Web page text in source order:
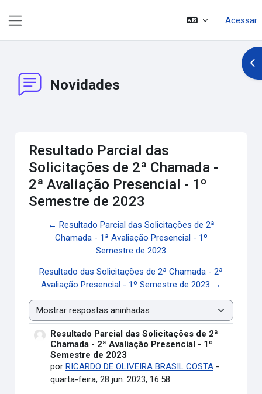
Acessar
Novidades
Resultado Parcial das
Solicitações de 2ª Chamada -
2ª Avaliação Presencial - 1º
Semestre de 2023
← Resultado Parcial das Solicitações de 2ª
Chamada - 1ª Avaliação Presencial - 1º
Semestre de 2023
Resultado das Solicitações de 2ª Chamada - 2ª
Avaliação Presencial - 1º Semestre de 2023 →
Modo de visualização
Resultado Parcial das Solicitações de 2ª
Chamada - 2ª Avaliação Presencial - 1º
Semestre de 2023
por RICARDO DE OLIVEIRA BRASIL COSTA-
quarta-feira, 28 jun. 2023, 16:58
Número de respostas: 0